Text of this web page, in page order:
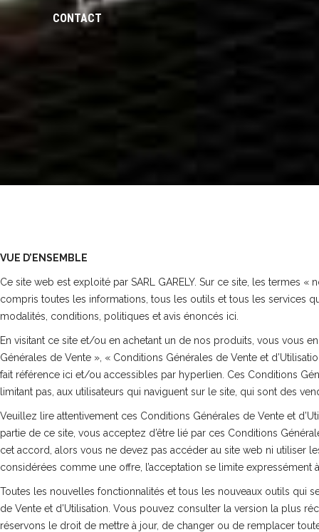
CONTACT
VUE D’ENSEMBLE
Ce site web est exploité par SARL GARELY. Sur ce site, les termes «
compris toutes les informations, tous les outils et tous les services
modalités, conditions, politiques et avis énoncés ici.
En visitant ce site et/ou en achetant un de nos produits, vous vous
Générales de Vente », « Conditions Générales de Vente et
fait référence ici et/ou accessibles par hyperlien. Ces Conditions
limitant pas, aux utilisateurs qui naviguent sur le site, qui sont des
Veuillez lire attentivement ces Conditions Générales de Vente et
partie de ce site, vous acceptez d’être lié par ces Conditions
cet accord, alors vous ne devez pas accéder au site web ni utiliser
considérées comme une offre, l’acceptation se limite expressément
Toutes les nouvelles fonctionnalités et tous les nouveaux outils qui
de Vente et d’Utilisation. Vous pouvez consulter la version la plus
réservons le droit de mettre à jour, de changer ou de remplacer